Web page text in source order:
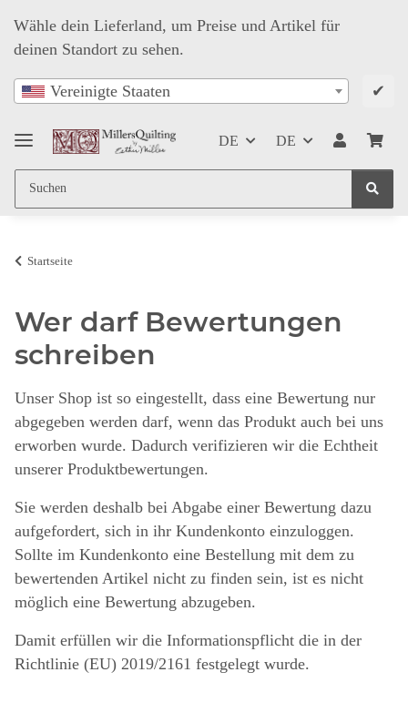
Wähle dein Lieferland, um Preise und Artikel für
deinen Standort zu sehen.
Vereinigte Staaten ✔
DE DE
Startseite
Wer darf Bewertungen
schreiben
Unser Shop ist so eingestellt, dass eine Bewertung nur
abgegeben werden darf, wenn das Produkt auch bei uns
erworben wurde. Dadurch verifizieren wir die Echtheit
unserer Produktbewertungen.
Sie werden deshalb bei Abgabe einer Bewertung dazu
aufgefordert, sich in ihr Kundenkonto einzuloggen.
Sollte im Kundenkonto eine Bestellung mit dem zu
bewertenden Artikel nicht zu finden sein, ist es nicht
möglich eine Bewertung abzugeben.
Damit erfüllen wir die Informationspflicht die in der
Richtlinie (EU) 2019/2161 festgelegt wurde.